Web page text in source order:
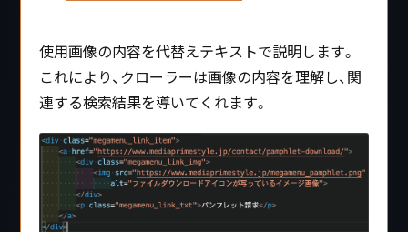
使用画像の内容を代替えテキストで説明します。
これにより、クローラーは画像の内容を理解し、関
連する検索結果を導いてくれます。